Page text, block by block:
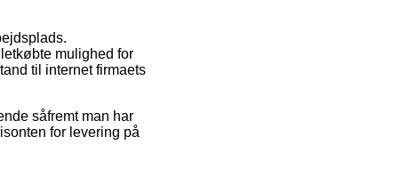
mulighed for
til internet firmaets
såfremt man har
for levering på